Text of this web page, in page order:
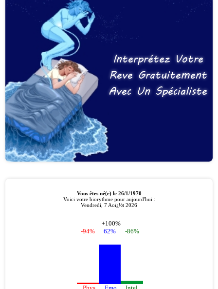
Interprétez Votre
Reve Gratuitement
Avec Un Spécialiste